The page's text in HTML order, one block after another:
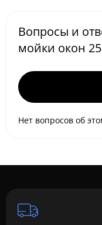
Вопросы и
мойки окон
Нет вопросов об